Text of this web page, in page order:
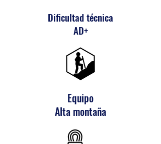
Dificultad técnica
AD+
Equipo
Alta montaña